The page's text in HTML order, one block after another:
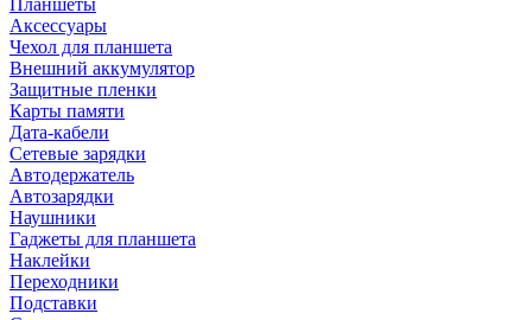
Планшеты
Аксессуары
Чехол для планшета
Внешний аккумулятор
Защитные пленки
Карты памяти
Дата-кабели
Сетевые зарядки
Автодержатель
Автозарядки
Наушники
Гаджеты для планшета
Наклейки
Переходники
Подставки